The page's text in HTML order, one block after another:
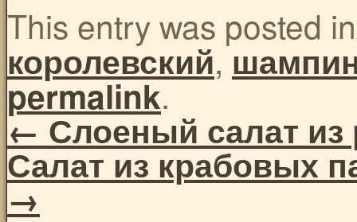
This entry was posted
королевский,
permalink.
←Слоеный салат из
Салат из крабовых
→